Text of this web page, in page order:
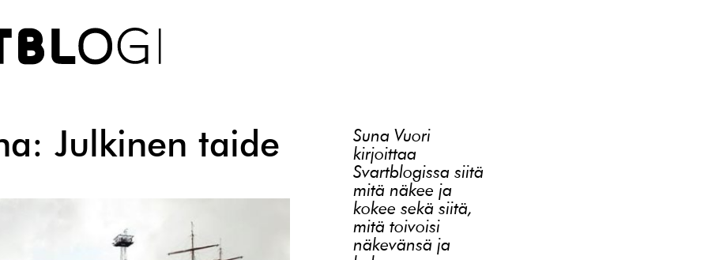
Julkinen taide Suna Vuori
kirjoittaa
Svartblogissa siitä
mitä näkee ja
kokee sekä siitä,
mitä toivoisi
näkevänsä ja